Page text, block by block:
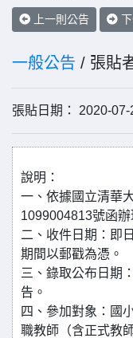
上一則公告
一般公告 / 張貼
張貼日期： 2020-
說明：
一、依據國立清華
1099004813號函辦
二、收件日期：即
期間以郵戳為憑。
三、錄取公布日期
告。
四、參加對象：國
職教師（含正式教